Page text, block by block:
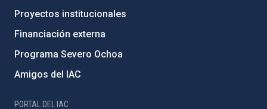
Proyectos institucionales
Financiación externa
Programa Severo Ochoa
Amigos del IAC
PORTAL DEL IAC